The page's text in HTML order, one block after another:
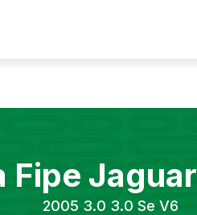
Fipe Jaguar
2005 3.0 3.0 Se V6